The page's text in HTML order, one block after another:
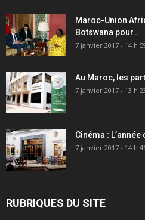
Maroc-Union
Botswana pour…
7 janvier 2017 - 14 h
Au Maroc, les
7 janvier 2017 - 13 h
Cinéma :
7 janvier 2017 - 14 h
RUBRIQUES DU SITE